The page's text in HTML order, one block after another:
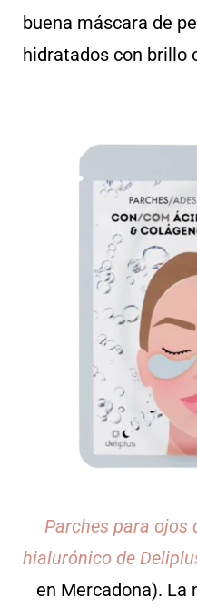
buena máscara de
hidratados con brillo
Parches para ojos
hialurónico de
en Mercadona). La